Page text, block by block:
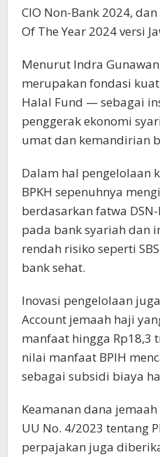
CIO Non-Bank 2024,
Of The Year 2024 versi
Menurut Indra
merupakan fondasi
Halal Fund — sebagai
penggerak ekonomi
umat dan kemandirian
Dalam hal pengelolaan
BPKH sepenuhnya
berdasarkan fatwa
pada bank syariah dan
rendah risiko seperti
bank sehat.
Inovasi pengelolaan
Account jemaah haji
manfaat hingga Rp18,3
nilai manfaat BPIH
sebagai subsidi biaya
Keamanan dana
UU No. 4/2023 tentang
perpajakan juga